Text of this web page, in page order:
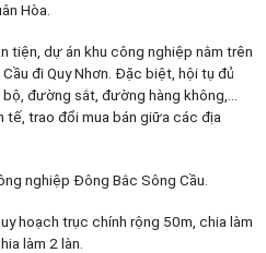
Hòa.
tiện, dự án khu công nghiệp nằm trên
đi Quy Nhơn. Đặc biệt, hội tụ đủ
đường sắt, đường hàng không,…
tế, trao đổi mua bán giữa các địa
nghiệp Đông Bắc Sông Cầu.
hoạch trục chính rộng 50m, chia làm
làm 2 làn.